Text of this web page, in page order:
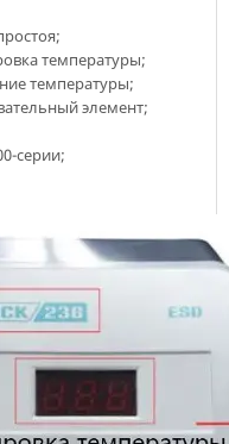
температуры;
температуры;
элемент;
серии;